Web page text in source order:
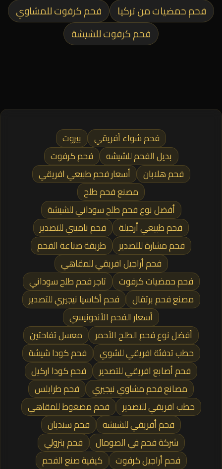
فحم حمضيات من تركيا
فحم كرفوت للمشاوي
فحم كرفوت للشيشة
فحم شواء أفريقي
بيروت
بديل الفحم للشيشه
فحم كرفوت
فحم هلابان
أسعار فحم طبيعي افريقي
مصنع فحم طلح
أفضل نوع فحم طلح سوداني للشيشة
فحم طبيعي أرجيلة
فحم ناميبي للتصدير
فحم مشارة للتصدير
طريقة صناعة الفحم
فحم أراجيل افريقي للمقاهي
فحم حمضيات كرفوت
تاجر فحم طلح سوداني
مصنع فحم برتقال
فحم أكاسيا نيجيري للتصدير
أسعار الفحم الأندونيسي
أفضل نوع فحم الطلح الأحمر
معسل تفاحتين
حطب تدفئة افريقي للشوي
فحم كودا شيشة
فحم أصابع افريقي للتصدير
فحم كودا اركيل
مصانع فحم مشاوي نيجيري
فحم طرابلس
حطب افريقي للتصدير
فحم مضغوط للمقاهي
فحم أفريقي للشيشه
فحم سنديان
شركة فحم في الصومال
فحم بترولي
فحم أراجيل كرفوت
كيفية صنع الفحم